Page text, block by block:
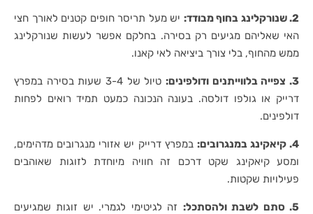
2. שנורקלינג בחוף מבודד:
יש מעל תריסר חופים קטנים לאורך חצי
האי שאליהם מגיעים רק בסירה. בחלקם אפשר לעשות שנורקלינג
ממש מהחוף, בלי צורך ביציאה לאי קאנו.
3. צפייה בלווייתנים ודולפינים:
טיול של 3-4 שעות בסירה במפרץ
דרייק או גולפו דולסה. בעונה הנכונה כמעט תמיד רואים לפחות
דולפינים.
4. קיאקינג במנגרובים:
במפרץ דרייק יש אזורי מנגרובים מדהימים,
ומסע קיאקינג שקט דרכם זה חוויה מיוחדת לזוגות שאוהבים
פעילויות שקטות.
5. סתם לשבת ולהסתכל:
זה לגיטימי לגמרי. יש זוגות שמגיעים